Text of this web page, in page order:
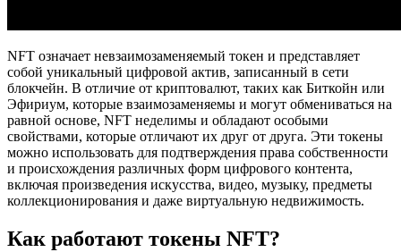
NFT означает невзаимозаменяемый токен и представляет
собой уникальный цифровой актив, записанный в сети
блокчейн. В отличие от криптовалют, таких как Биткойн или
Эфириум, которые взаимозаменяемы и могут обмениваться на
равной основе, NFT неделимы и обладают особыми
свойствами, которые отличают их друг от друга. Эти токены
можно использовать для подтверждения права собственности
и происхождения различных форм цифрового контента,
включая произведения искусства, видео, музыку, предметы
коллекционирования и даже виртуальную недвижимость.
Как работают токены NFT?